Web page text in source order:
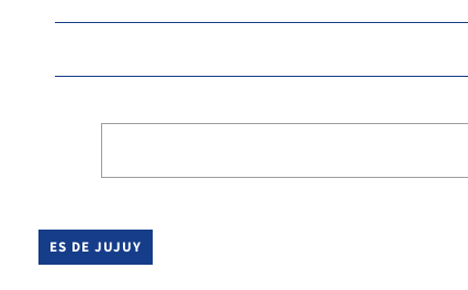
ES DE JUJUY